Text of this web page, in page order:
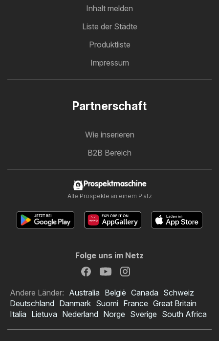
Inhalt melden
Liste der Städte
Produktliste
Impressum
Partnerschaft
Wie inserieren
B2B Bereich
Prospektmaschine
Alle Prospekte an einem Platz
Folge uns im Netz
Andere Länder: Australia België Canada Schweiz
Deutschland Danmark Suomi France Great Britain
Italia Lietuva Nederland Norge Sverige South Africa